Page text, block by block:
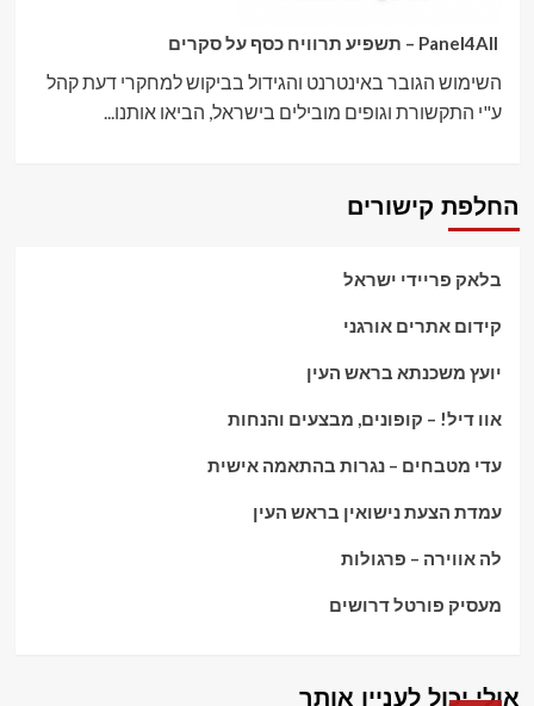
השימוש הגובר באינטרנט והגידול בביקוש למחקרי דעת קהל
ע"י התקשורת וגופים מובילים בישראל, הביאו אותנו...
החלפת קישורים
בלאק פריידי ישראל
קידום אתרים אורגני
יועץ משכנתא בראש העין
אוו דיל! – קופונים, מבצעים והנחות
עדי מטבחים – נגרות בהתאמה אישית
עמדת הצעת נישואין בראש העין
לה אווירה – פרגולות
מעסיק פורטל דרושים
אולי יכול לעניין אותך